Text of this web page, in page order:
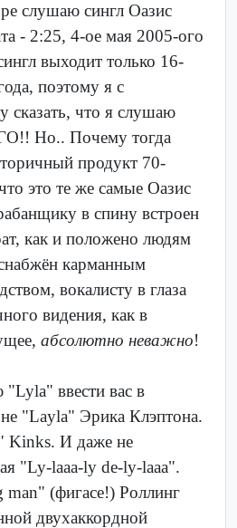
слушаю сингл Оазис
- 2:25, 4-ое мая 2005-ого
выходит только 16-
поэтому я с
сказать, что я слушаю
Но.. Почему тогда
продукт 70-
это те же самые Оазис
в спину встроен
как и положено людям
карманным
вокалисту в глаза
видения, как в
абсолютно неважно!
"Lyla" ввести вас в
"Layla" Эрика Клэптона.
Kinks. И даже не
"Ly-laaa-ly de-ly-laaa".
(фигасе!) Роллинг
двухаккордной